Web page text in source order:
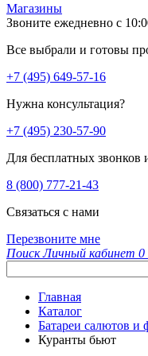
Магазины
Звоните ежедневно с
Все выбрали и готовы
+7 (495) 649-57-16
Нужна консультация?
+7 (495) 230-57-90
Для бесплатных звонков
8 (800) 777-21-43
Связаться с нами
Перезвоните мне
Поиск Личный кабинет 0
Главная
Каталог
Батареи салютов и
Куранты бьют